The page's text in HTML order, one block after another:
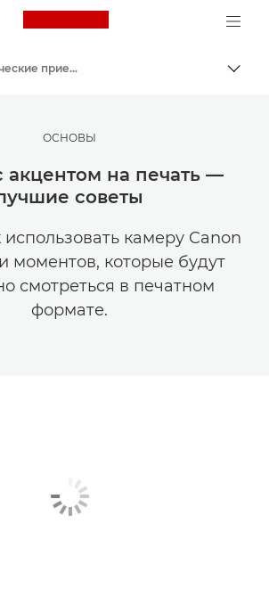
Canon Logo, back to
Мастерская творчества | Советы по фотографии и печати и руководства для покупателей
Советы и технические приемы по фотографии и печати
ОСНОВЫ
акцентом на печать —
советы
использовать камеру Canon
моментов, которые будут
смотреться в печатном
формате.